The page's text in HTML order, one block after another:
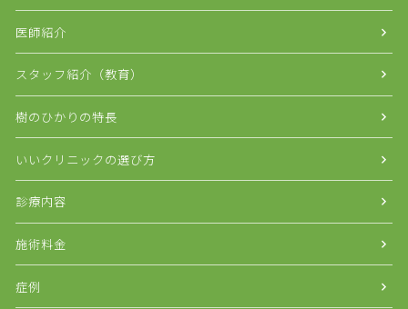
医師紹介
スタッフ紹介（教育）
樹のひかりの特長
いいクリニックの選び方
診療内容
施術料金
症例